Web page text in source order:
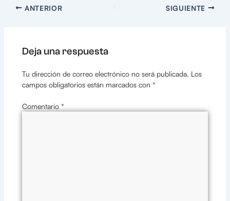
ANTERIOR SIGUIENTE
Deja una respuesta
Tu dirección de correo electrónico no será publicada. Los
campos obligatorios están marcados con *
Comentario *